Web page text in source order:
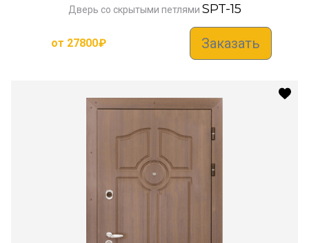
Дверь со скрытыми петлями SPT-15
от 27800₽ Заказать